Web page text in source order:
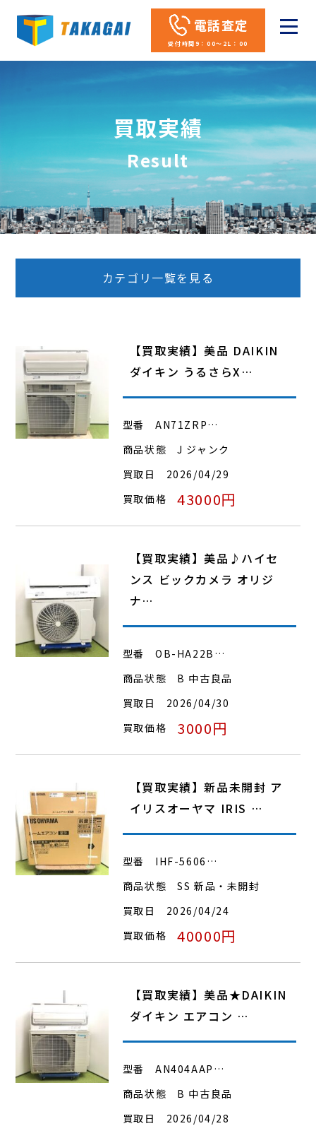
電話査定
受付時間9：00～21：00
買取実績
Result
カテゴリ一覧を見る
【買取実績】美品 DAIKIN
ダイキン うるさらX…
型番
AN71ZRP…
商品状態
J ジャンク
買取日
2026/04/29
買取価格
43000円
【買取実績】美品♪ハイセ
ンス ビックカメラ オリジ
ナ…
型番
OB-HA22B…
商品状態
B 中古良品
買取日
2026/04/30
買取価格
3000円
【買取実績】新品未開封 ア
イリスオーヤマ IRIS …
型番
IHF-5606…
商品状態
SS 新品・未開封
買取日
2026/04/24
買取価格
40000円
【買取実績】美品★DAIKIN
ダイキン エアコン …
型番
AN404AAP…
商品状態
B 中古良品
買取日
2026/04/28